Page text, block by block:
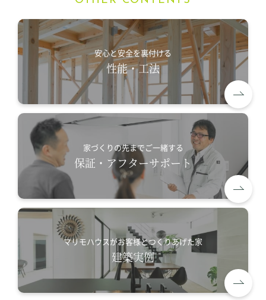
安心と安全を裏付ける
性能・工法
家づくりの先までご一緒する
保証・アフターサポート
マリモハウスがお客様とつくりあげた家
建築実例